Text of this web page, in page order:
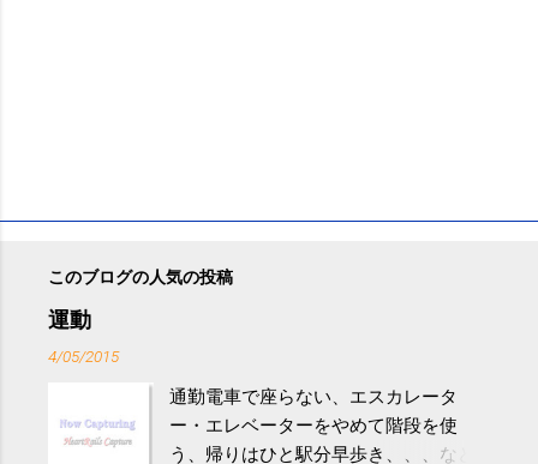
このブログの人気の投稿
運動
4/05/2015
通勤電車で座らない、エスカレータ
ー・エレベーターをやめて階段を使
う、帰りはひと駅分早歩き、、、など